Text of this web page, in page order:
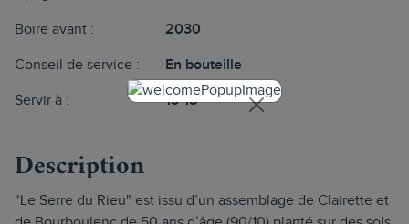
Boire avant : 2030
Conseil de service : En bouteille
Servir à : 13-15°
Description
"Le Serre du Rieu" est issu d’un assemblage de Clairette et